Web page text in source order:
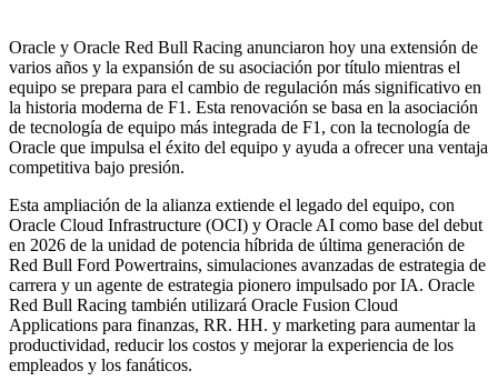
Oracle y Oracle Red Bull Racing anunciaron hoy una extensión de
varios años y la expansión de su asociación por título mientras el
equipo se prepara para el cambio de regulación más significativo en
la historia moderna de F1. Esta renovación se basa en la asociación
de tecnología de equipo más integrada de F1, con la tecnología de
Oracle que impulsa el éxito del equipo y ayuda a ofrecer una ventaja
competitiva bajo presión.
Esta ampliación de la alianza extiende el legado del equipo, con
Oracle Cloud Infrastructure (OCI) y Oracle AI como base del debut
en 2026 de la unidad de potencia híbrida de última generación de
Red Bull Ford Powertrains, simulaciones avanzadas de estrategia de
carrera y un agente de estrategia pionero impulsado por IA. Oracle
Red Bull Racing también utilizará Oracle Fusion Cloud
Applications para finanzas, RR. HH. y marketing para aumentar la
productividad, reducir los costos y mejorar la experiencia de los
empleados y los fanáticos.